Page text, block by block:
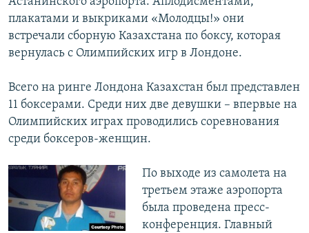
плакатами и выкриками «Молодцы!» они
встречали сборную Казахстана по боксу, которая
вернулась с Олимпийских игр в Лондоне.
Всего на ринге Лондона Казахстан был представлен
11 боксерами. Среди них две девушки – впервые на
Олимпийских играх проводились соревнования
среди боксеров-женщин.
По выходе из самолета на
третьем этаже аэропорта
была проведена пресс-
конференция. Главный